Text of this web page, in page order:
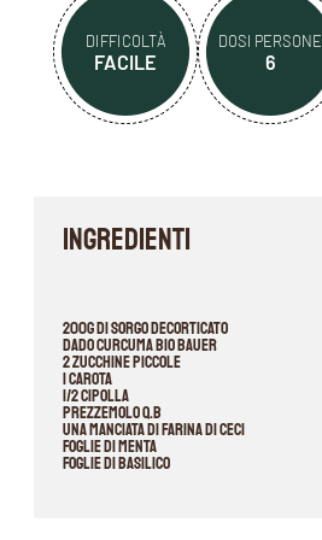
DIFFICOLTÀ
FACILE
DOSI PERSONE
6
INGREDIENTI
200g di sorgo decorticato
Dado Curcuma BIO Bauer
2 zucchine piccole
1 carota
1/2 cipolla
prezzemolo q.b
una manciata di farina di ceci
foglie di menta
foglie di basilico